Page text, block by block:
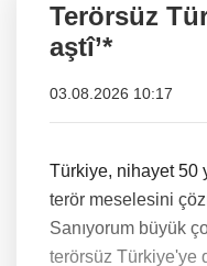
Terörsüz
aştî’*
03.08.2026 10:17
Türkiye, nihayet 50
terör meselesini
Sanıyorum büyük
terörsüz Türkiye'ye